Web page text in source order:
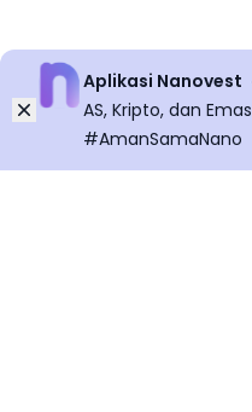
Dismiss
Aplikasi Nanovest
AS, Kripto, dan Emas
#AmanSamaNano